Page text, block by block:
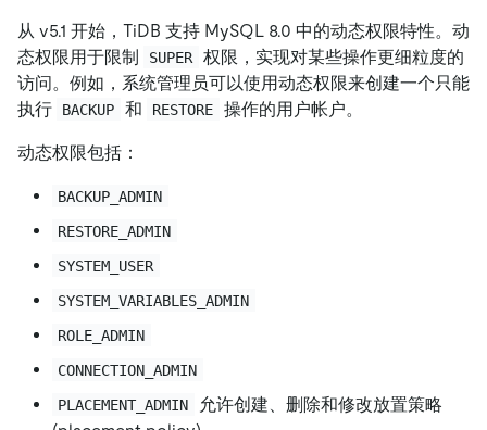
从 v5.1 开始，TiDB 支持 MySQL 8.0 中的动态权限特性。动
态权限用于限制
SUPER
权限，实现对某些操作更细粒度的
访问。例如，系统管理员可以使用动态权限来创建一个只能
执行
BACKUP 和 RESTORE 操作的用户帐户。
动态权限包括：
BACKUP_ADMIN
RESTORE_ADMIN
SYSTEM_USER
SYSTEM_VARIABLES_ADMIN
ROLE_ADMIN
CONNECTION_ADMIN
PLACEMENT_ADMIN
允许创建、删除和修改放置策略